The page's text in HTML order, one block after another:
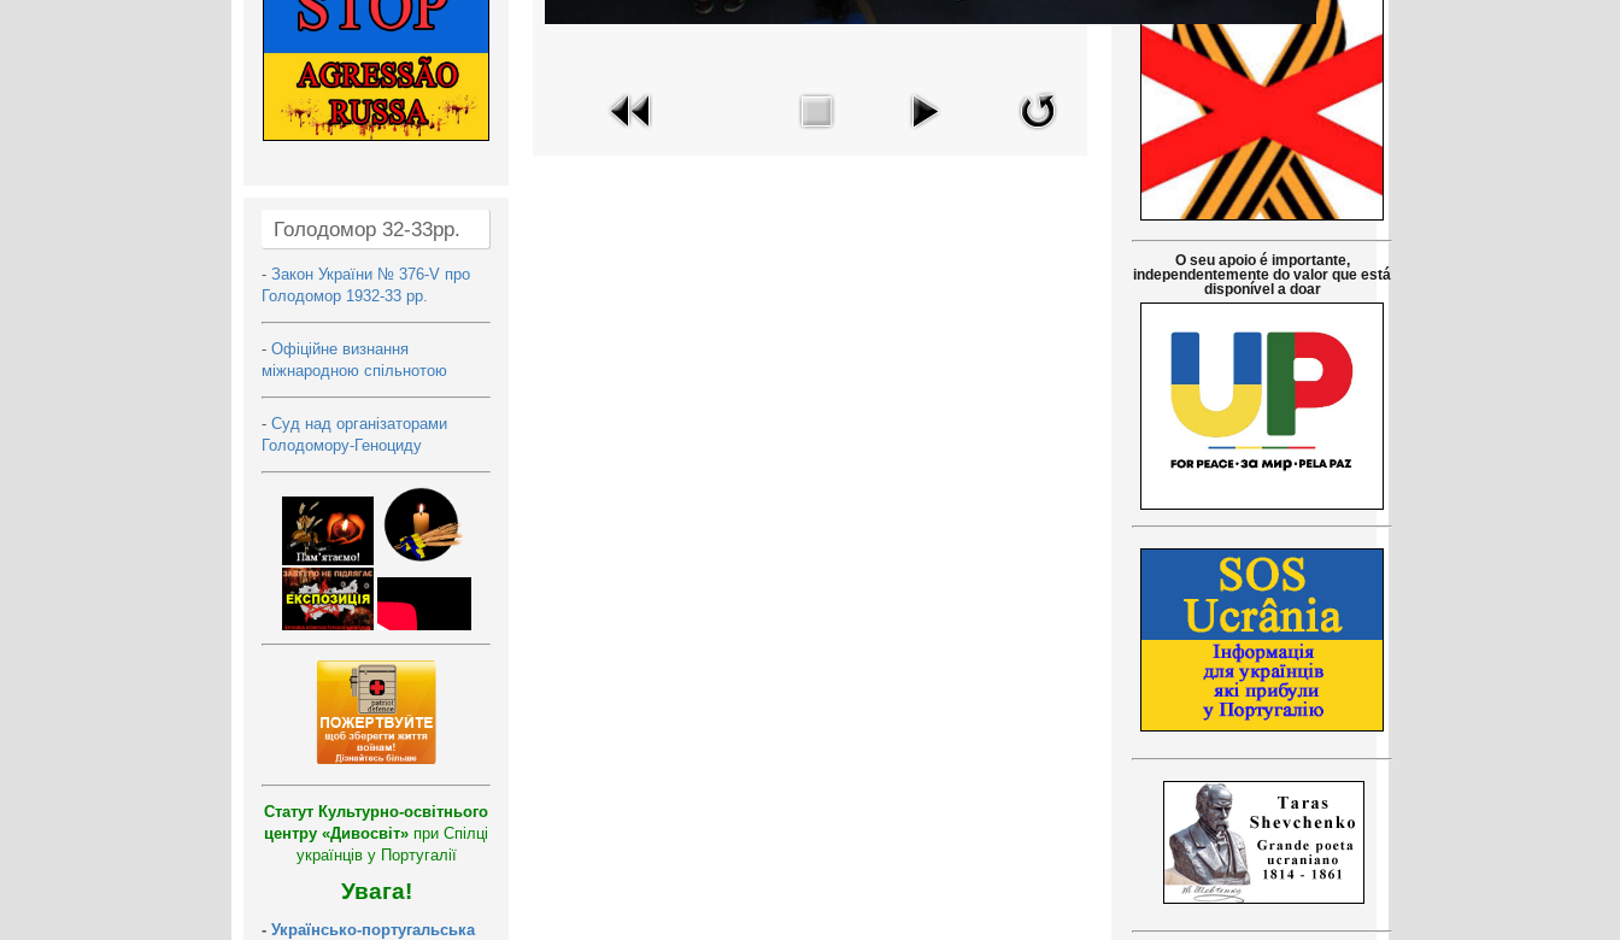
Голодомор 32-33рр.
- Закон України № 376-V про
Голодомор 1932-33 рр.
- Офіційне визнання
міжнародною спільнотою
- Суд над організаторами
Голодомору-Геноциду
Статут Культурно-освітнього
центру «Дивосвіт» при Спілці
українців у Португалії
Увага!
- Українсько-португальська
O seu apoio é importante,
independentemente do valor que está
disponível a doar